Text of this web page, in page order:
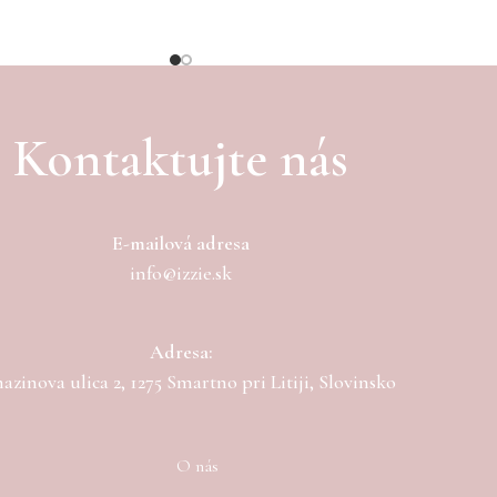
Kontaktujte nás
E-mailová adresa
info@izzie.sk
Adresa:
ulica 2, 1275 Smartno pri Litiji, Slovinsko
O nás